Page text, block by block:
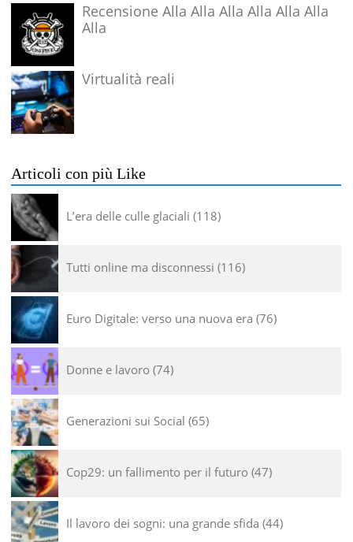
Recensione Alla Alla Alla Alla Alla Alla
Alla
Virtualità reali
Articoli con più Like
L’era delle culle glaciali 118
Tutti online ma disconnessi 116
Euro Digitale: verso una nuova era 76
Donne e lavoro 74
Generazioni sui Social 65
Cop29: un fallimento per il futuro 47
Il lavoro dei sogni: una grande sfida 44